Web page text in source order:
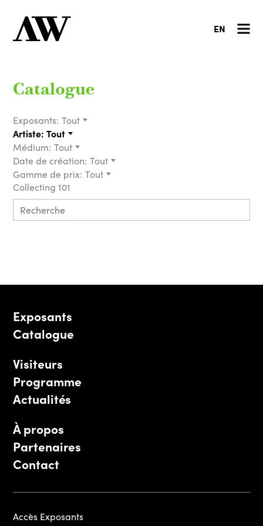
EN
Catalogue
Exposants: Tout
Artiste: Tout
Médium: Tout
Date de création: Tout
Gamme de prix: Tout
Collecting 101
Exposants
Catalogue
Visiteurs
Programme
Actualités
À propos
Partenaires
Contact
Accès Exposants